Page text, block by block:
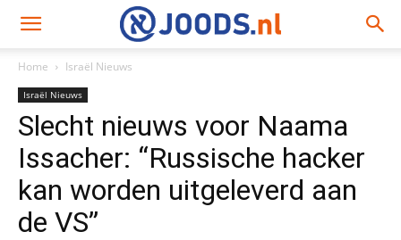
Home Israël Nieuws
Israël Nieuws
Slecht nieuws voor Naama
Issacher: “Russische hacker
kan worden uitgeleverd aan
de VS”